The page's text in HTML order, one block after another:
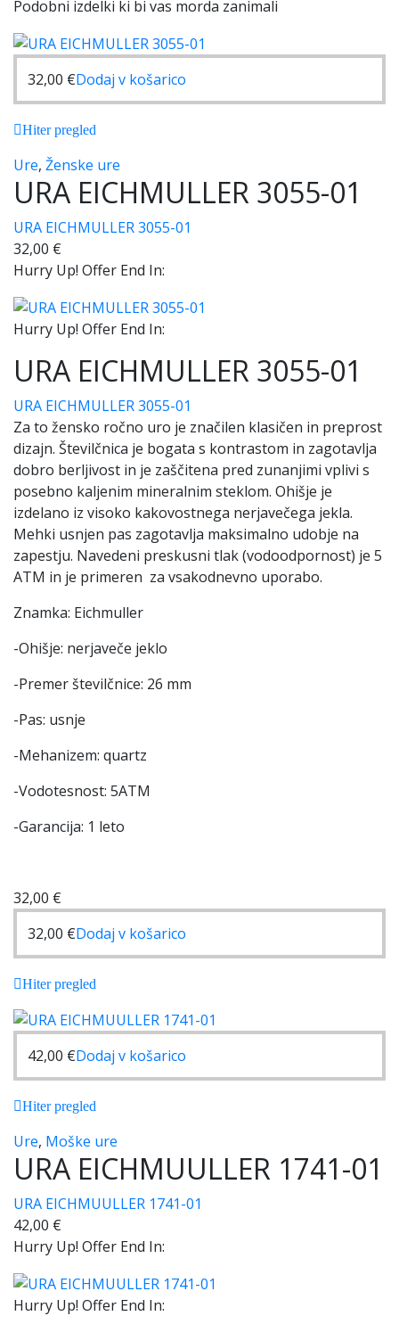
Podobni izdelki ki bi vas morda zanimali
32,00 €Dodaj v košarico
Hiter pregled
Ure, Ženske ure
URA EICHMULLER 3055-01
URA EICHMULLER 3055-01
32,00 €
Hurry Up! Offer End In:
Hurry Up! Offer End In:
URA EICHMULLER 3055-01
URA EICHMULLER 3055-01
Za to žensko ročno uro je značilen klasičen in preprost
dizajn. Številčnica je bogata s kontrastom in zagotavlja
dobro berljivost in je zaščitena pred zunanjimi vplivi s
posebno kaljenim mineralnim steklom. Ohišje je
izdelano iz visoko kakovostnega nerjavečega jekla.
Mehki usnjen pas zagotavlja maksimalno udobje na
zapestju. Navedeni preskusni tlak (vodoodpornost) je 5
ATM in je primeren za vsakodnevno uporabo.
Znamka: Eichmuller
-Ohišje: nerjaveče jeklo
-Premer številčnice: 26 mm
-Pas: usnje
-Mehanizem: quartz
-Vodotesnost: 5ATM
-Garancija: 1 leto
32,00 €
32,00 €Dodaj v košarico
Hiter pregled
42,00 €Dodaj v košarico
Hiter pregled
Ure, Moške ure
URA EICHMUULLER 1741-01
URA EICHMUULLER 1741-01
42,00 €
Hurry Up! Offer End In:
Hurry Up! Offer End In: